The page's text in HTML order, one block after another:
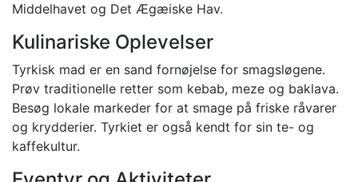
Middelhavet og Det Ægæiske Hav.
Kulinariske Oplevelser
Tyrkisk mad er en sand fornøjelse for smagsløgene.
Prøv traditionelle retter som kebab, meze og baklava.
Besøg lokale markeder for at smage på friske råvarer
og krydderier. Tyrkiet er også kendt for sin te- og
kaffekultur.